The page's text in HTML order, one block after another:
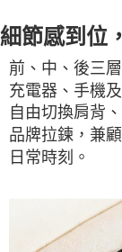
細節感到位
前、中、後三
充電器、手機
自由切換肩背
品牌拉鍊，兼
日常時刻。